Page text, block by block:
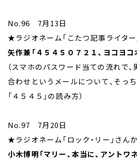
No.96 7月13日
★ラジオネーム「こたつ記事ライタ
矢作兼「４５４５０７２１、ヨコヨコ
（スマホのパスワード当ての流れで
合わせというメールについて、そっ
「４５４５」の読み方）
No.97 7月20日
★ラジオネーム「ロック・リー」さん
小木博明「マリー、本当に、アントワ